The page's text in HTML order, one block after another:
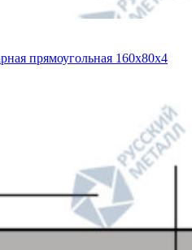
прямоугольная 160х80х4